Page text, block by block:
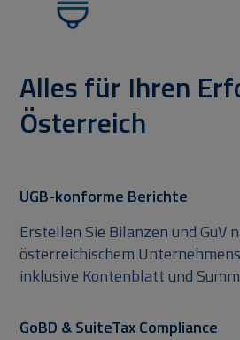
Alles für Ihren
Österreich
UGB-konforme Berichte
Erstellen Sie Bilanzen und GuV
österreichischem
inklusive Kontenblatt und
GoBD & SuiteTax Compliance